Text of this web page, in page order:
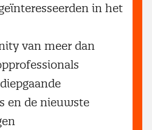
in het
van meer dan
en de nieuwste